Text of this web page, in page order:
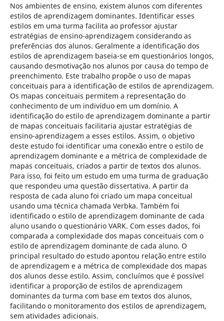
Nos ambientes de ensino, existem alunos com diferentes
estilos de aprendizagem dominantes. Identificar esses
estilos em uma turma facilita ao professor ajustar
estratégias de ensino-aprendizagem considerando as
preferências dos alunos. Geralmente a identificação dos
estilos de aprendizagem baseia-se em questionários longos,
causando desmotivação nos alunos por causa do tempo de
preenchimento. Este trabalho propõe o uso de mapas
conceituais para a identificação de estilos de aprendizagem.
Os mapas conceituais permitem a representação do
conhecimento de um indivíduo em um domínio. A
identificação do estilo de aprendizagem dominante a partir
de mapas conceituais facilitaria ajustar estratégias de
ensino-aprendizagem a esses estilos. Assim, o objetivo
deste estudo foi identificar uma conexão entre o estilo de
aprendizagem dominante e a métrica de complexidade de
mapas conceituais, criados a partir de textos dos alunos.
Para isso, foi feito um estudo em uma turma de graduação
que respondeu uma questão dissertativa. A partir da
resposta de cada aluno foi criado um mapa conceitual
usando uma técnica chamada Verbka. Também foi
identificado o estilo de aprendizagem dominante de cada
aluno usando o questionário VARK. Com esses dados, foi
comparada a complexidade dos mapas conceituais com o
estilo de aprendizagem dominante de cada aluno. O
principal resultado do estudo apontou relação entre estilo
de aprendizagem e a métrica de complexidade dos mapas
dos alunos desse estilo. Assim, concluímos que é possível
identificar a proporção de estilos de aprendizagem
dominantes da turma com base em textos dos alunos,
facilitando o monitoramento dos estilos de aprendizagem,
sem atividades adicionais.